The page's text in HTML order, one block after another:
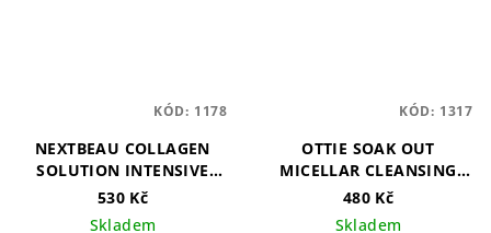
NEXTBEAU COLLAGEN
SOLUTION INTENSIVE
CLEANSING WATER
530 Kč
Skladem
KÓD: 1178
OTTIE SOAK OUT
MICELLAR CLEANSING
WATER - 300ml
480 Kč
Skladem
KÓD: 1317